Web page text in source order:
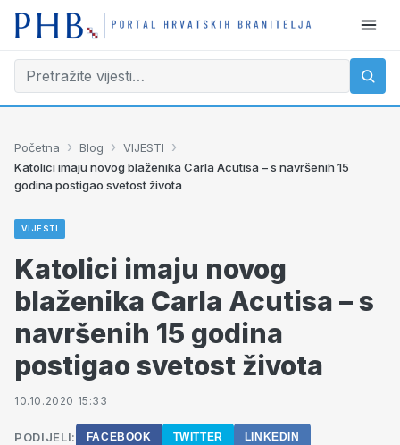
Početna › Blog › VIJESTI ›
Katolici imaju novog blaženika Carla Acutisa – s navršenih 15
godina postigao svetost života
VIJESTI
Katolici imaju novog
blaženika Carla Acutisa – s
navršenih 15 godina
postigao svetost života
10.10.2020 15:33
PODIJELI: FACEBOOK TWITTER LINKEDIN